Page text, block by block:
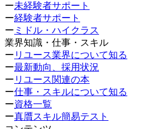
ー未経験者サポート
ー経験者サポート
ー ミドル・ハイクラス
業界知識・仕事・スキル
ー リユース業界について知る
ー最新動向、採用状況
ー リユース関連の本
ー仕事・スキルについて知る
ー資格一覧
ー真贋スキル簡易テスト